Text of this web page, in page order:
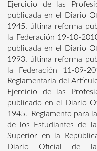
Ejercicio de las
publicada en el Diario
1945, última reforma
la Federación 19-10-
publicada en el Diario
1993, última reforma
la Federación 11-09-
Reglamentaria del
Ejercicio de las
publicado en el Diario
1945. Reglamento para
de los Estudiantes de
Superior en la
Diario Oficial de la